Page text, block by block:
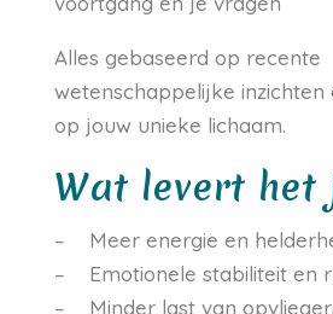
Alles gebaseerd op recente
wetenschappelijke
op jouw unieke lichaam.
Wat levert het
– Meer energie en
– Emotionele stabiliteit en
– Minder last van